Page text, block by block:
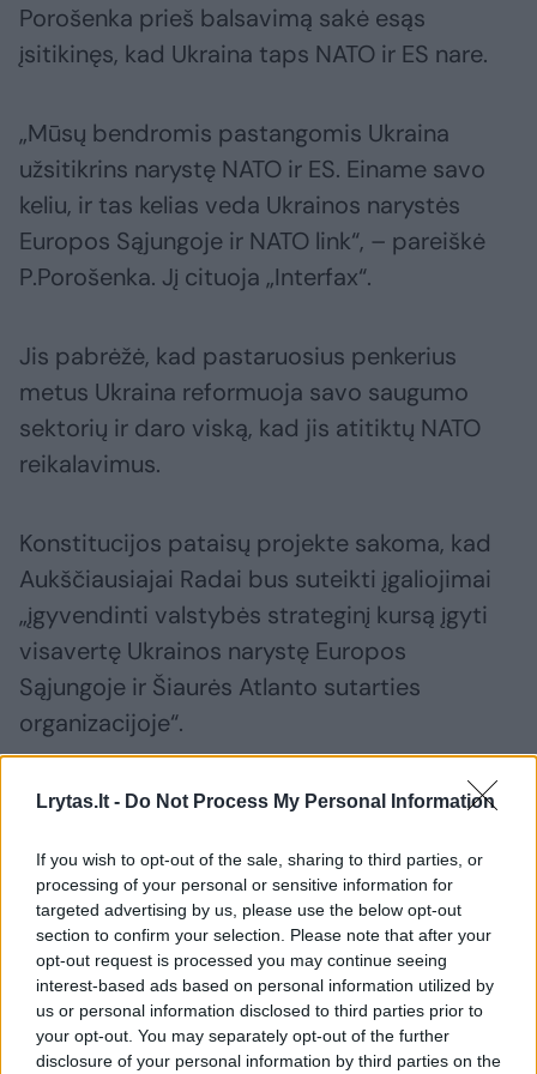
Lrytas.lt - Do Not Process My Personal Information
If you wish to opt-out of the sale, sharing to third parties, or
processing of your personal or sensitive information for
targeted advertising by us, please use the below opt-out
section to confirm your selection. Please note that after your
opt-out request is processed you may continue seeing
interest-based ads based on personal information utilized by
us or personal information disclosed to third parties prior to
your opt-out. You may separately opt-out of the further
disclosure of your personal information by third parties on the
Porošenka prieš balsavimą sakė esąs
įsitikinęs, kad Ukraina taps NATO ir ES nare.
„Mūsų bendromis pastangomis Ukraina
užsitikrins narystę NATO ir ES. Einame savo
keliu, ir tas kelias veda Ukrainos narystės
Europos Sąjungoje ir NATO link“, – pareiškė
P.Porošenka. Jį cituoja „Interfax“.
Jis pabrėžė, kad pastaruosius penkerius
metus Ukraina reformuoja savo saugumo
sektorių ir daro viską, kad jis atitiktų NATO
reikalavimus.
Konstitucijos pataisų projekte sakoma, kad
Aukščiausiajai Radai bus suteikti įgaliojimai
„įgyvendinti valstybės strateginį kursą įgyti
visavertę Ukrainos narystę Europos
Sąjungoje ir Šiaurės Atlanto sutarties
organizacijoje“.
Šalies prezidentas taps šio strateginio kurso
įgyvendinimą.
Be kita ko, į pagrindinio šalies įstatymo
preambulę bus įtrauktos nuostatos, kad
Aukščiausioji Rada „patvirtina Ukrainos
tautos europinę tapatybę ir Ukrainos